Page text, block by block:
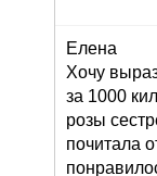
Елена
Хочу
за 1000
розы
почитала